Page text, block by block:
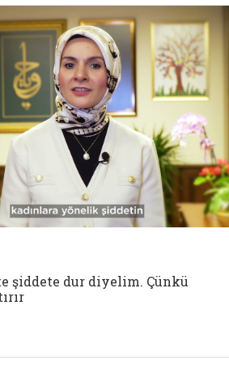
şiddete dur diyelim. Çünkü